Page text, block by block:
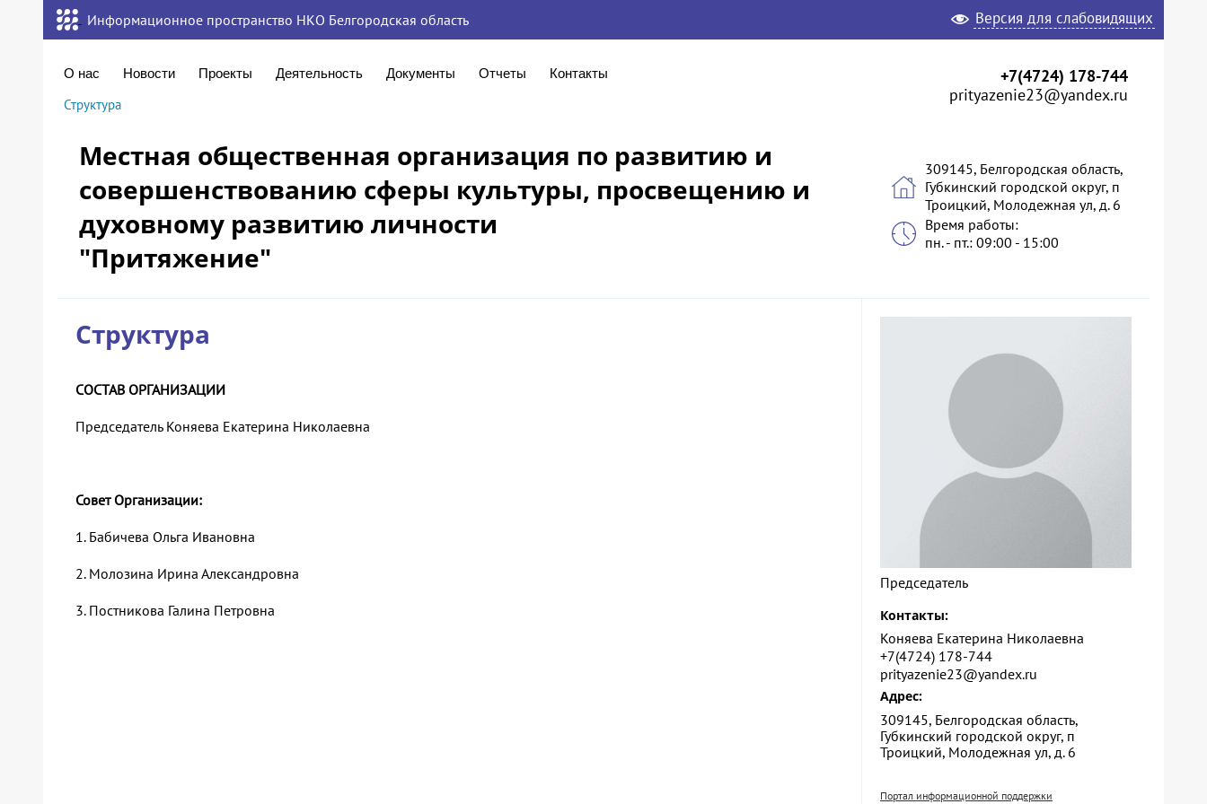
Информационное пространство НКО Белгородская область Версия для слабовидящих
О нас Новости Проекты Деятельность Документы Отчеты Контакты
Структура
+7(4724) 178-744
prityazenie23@yandex.ru
Местная общественная организация по развитию и
совершенствованию сферы культуры, просвещению и
духовному развитию личности
"Притяжение"
309145, Белгородская область,
Губкинский городской округ, п
Троицкий, Молодежная ул, д. 6
Время работы:
пн. - пт.: 09:00 - 15:00
Структура
СОСТАВ ОРГАНИЗАЦИИ
Председатель Коняева Екатерина Николаевна
Совет Организации:
1. Бабичева Ольга Ивановна
2. Молозина Ирина Александровна
3. Постникова Галина Петровна
Председатель
Контакты:
Коняева Екатерина Николаевна
+7(4724) 178-744
prityazenie23@yandex.ru
Адрес:
309145, Белгородская область,
Губкинский городской округ, п
Троицкий, Молодежная ул, д. 6
Портал информационной поддержки